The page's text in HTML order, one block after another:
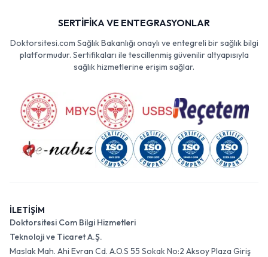
SERTİFİKA VE ENTEGRASYONLAR
Doktorsitesi.com Sağlık Bakanlığı onaylı ve entegreli bir sağlık bilgi
platformudur. Sertifikaları ile tescillenmiş güvenilir altyapısıyla
sağlık hizmetlerine erişim sağlar.
İLETİŞİM
Doktorsitesi Com Bilgi Hizmetleri
Teknoloji ve Ticaret A.Ş.
Maslak Mah. Ahi Evran Cd. A.O.S 55 Sokak No:2 Aksoy Plaza Giriş